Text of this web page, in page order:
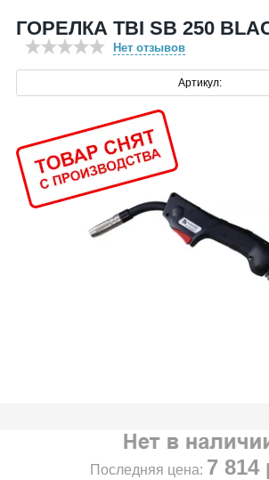
ГОРЕЛКА TBI SB 250
Нет отзывов
Артикул:
Последняя цена: 7 814